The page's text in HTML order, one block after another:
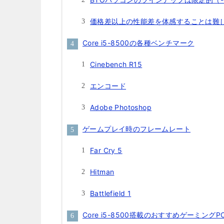
価格差以上の性能差を体感することは難
Core i5-8500の各種ベンチマーク
Cinebench R15
エンコード
Adobe Photoshop
ゲームプレイ時のフレームレート
Far Cry 5
Hitman
Battlefield 1
Core i5-8500搭載のおすすめゲーミング